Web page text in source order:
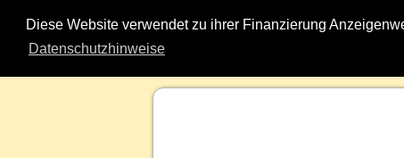
Diese Website verwendet zu ihrer Finanzierung
Datenschutzhinweise